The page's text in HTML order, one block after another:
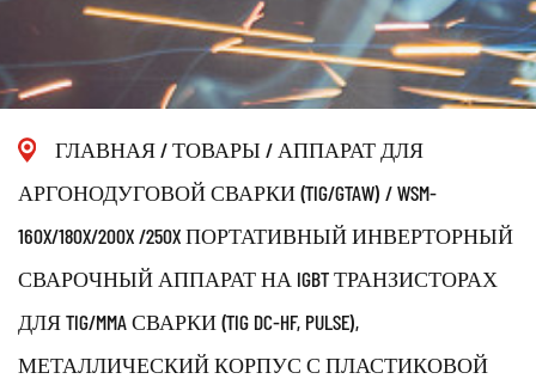
ГЛАВНАЯ/ТОВАРЫ / АППАРАТ ДЛЯ
АРГОНОДУГОВОЙ СВАРКИ (TIG/GTAW) /WSM-
160X/180X/200X /250X ПОРТАТИВНЫЙ ИНВЕРТОРНЫЙ
СВАРОЧНЫЙ АППАРАТ НА IGBT ТРАНЗИСТОРАХ
ДЛЯ TIG/MMA СВАРКИ (TIG DC-HF, PULSE),
МЕТАЛЛИЧЕСКИЙ КОРПУС С ПЛАСТИКОВОЙ